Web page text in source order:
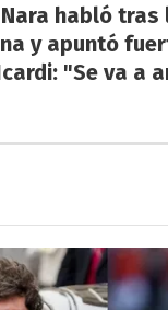
habló
y apuntó
"Se va a